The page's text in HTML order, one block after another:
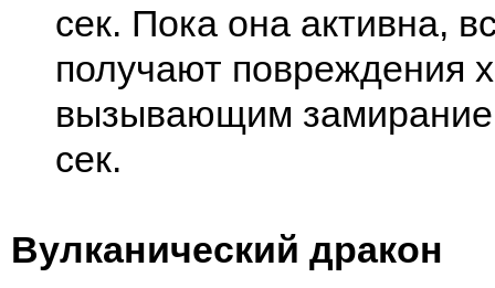
сек. Пока она активна,
получают повреждения
вызывающим замирание
сек.
Вулканический дракон